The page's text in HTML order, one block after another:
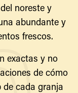
noreste y
abundante y
frescos.
exactas y no
de cómo
de cada granja